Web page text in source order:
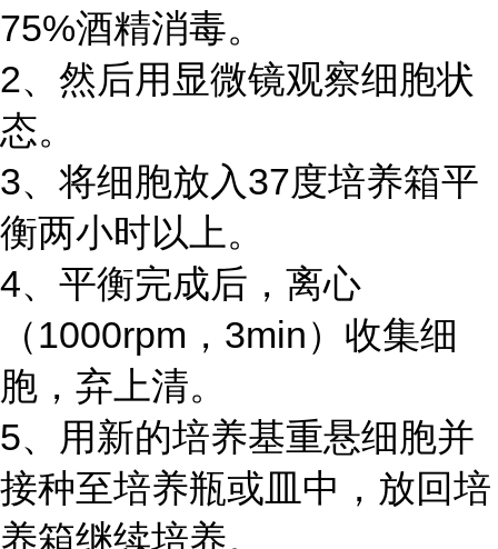
75%酒精消毒。
2、然后用显微镜观察细胞状
态。
3、将细胞放入37度培养箱平
衡两小时以上。
4、平衡完成后，离心
（1000rpm，3min）收集细
胞，弃上清。
5、用新的培养基重悬细胞并
接种至培养瓶或皿中，放回培
养箱继续培养。